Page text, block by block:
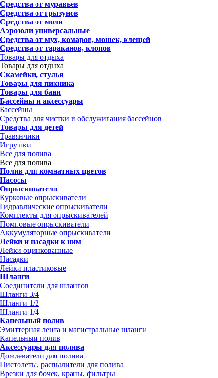
Средства от муравьев
Средства от грызунов
Средства от моли
Аэрозоли универсальные
Средства от мух, комаров, мошек, клещей
Средства от тараканов, клопов
Товары для отдыха
Товары для отдыха
Скамейки, стулья
Товары для пикника
Товары для бани
Бассейны и аксессуары
Бассейны
Средства для чистки и обслуживания бассейнов
Товары для детей
Травянчики
Игрушки
Все для полива
Все для полива
Полив для комнатных цветов
Насосы
Опрыскиватели
Курковые опрыскиватели
Гидравлические опрыскиватели
Комплекты для опрыскивателей
Помповые опрыскиватели
Аккумуляторные опрыскиватели
Лейки и насадки к ним
Лейки оцинкованные
Насадки
Лейки пластиковые
Шланги
Соединители для шлангов
Шланги 3/4
Шланги 1/2
Шланги 1/4
Капельный полив
Эмиттерная лента и магистральные шланги
Капельный полив
Аксессуары для полива
Дождеватели для полива
Пистолеты, распылители для полива
Врезки для бочек, краны, фильтры